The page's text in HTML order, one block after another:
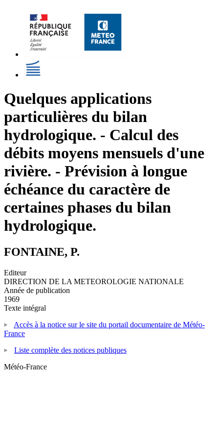
Quelques applications
particulières du bilan
hydrologique. - Calcul des
débits moyens mensuels d'une
rivière. - Prévision à longue
échéance du caractère de
certaines phases du bilan
hydrologique.
FONTAINE, P.
Editeur
DIRECTION DE LA METEOROLOGIE NATIONALE
Année de publication
1969
Texte intégral
Accès à la notice sur le site du portail documentaire de Météo-
France
Liste complète des notices publiques
Météo-France